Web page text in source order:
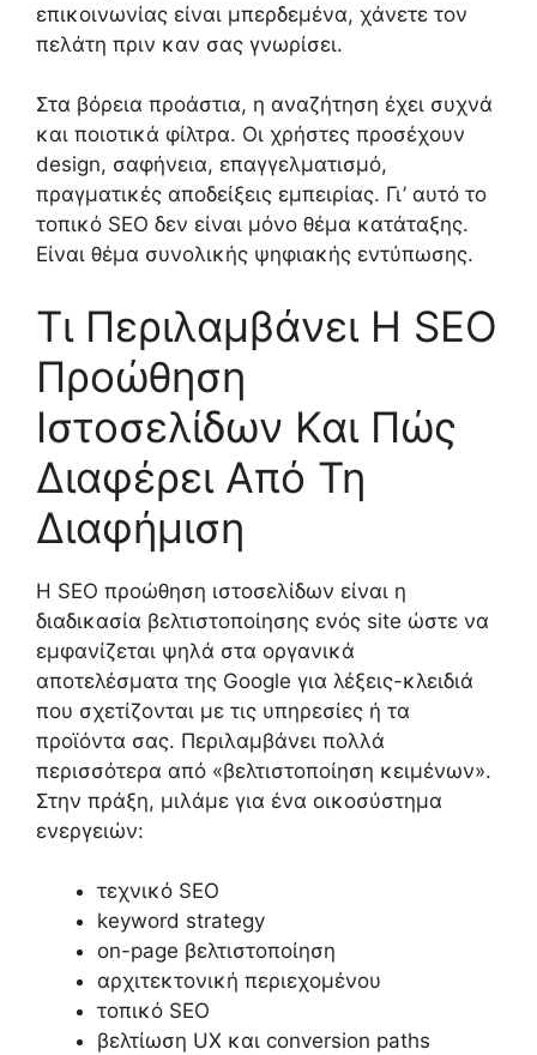
επικοινωνίας είναι μπερδεμένα, χάνετε τον
πελάτη πριν καν σας γνωρίσει.
Στα βόρεια προάστια, η αναζήτηση έχει συχνά
και ποιοτικά φίλτρα. Οι χρήστες προσέχουν
design, σαφήνεια, επαγγελματισμό,
πραγματικές αποδείξεις εμπειρίας. Γι’ αυτό το
τοπικό SEO δεν είναι μόνο θέμα κατάταξης.
Είναι θέμα συνολικής ψηφιακής εντύπωσης.
Τι Περιλαμβάνει Η SEO
Προώθηση
Ιστοσελίδων Και Πώς
Διαφέρει Από Τη
Διαφήμιση
Η SEO προώθηση ιστοσελίδων είναι η
διαδικασία βελτιστοποίησης ενός site ώστε να
εμφανίζεται ψηλά στα οργανικά
αποτελέσματα της Google για λέξεις-κλειδιά
που σχετίζονται με τις υπηρεσίες ή τα
προϊόντα σας. Περιλαμβάνει πολλά
περισσότερα από «βελτιστοποίηση κειμένων».
Στην πράξη, μιλάμε για ένα οικοσύστημα
ενεργειών:
τεχνικό SEO
keyword strategy
on-page βελτιστοποίηση
αρχιτεκτονική περιεχομένου
τοπικό SEO
βελτίωση UX και conversion paths